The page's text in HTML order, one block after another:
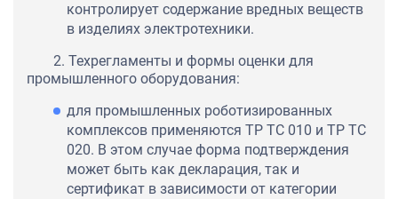
контролирует содержание вредных веществ
в изделиях электротехники.
2. Техрегламенты и формы оценки для
промышленного оборудования:
для промышленных роботизированных
комплексов применяются ТР ТС 010 и ТР ТС
020. В этом случае форма подтверждения
может быть как декларация, так и
сертификат в зависимости от категории